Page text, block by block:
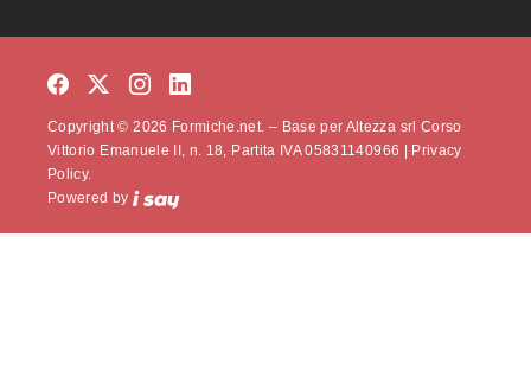
Copyright © 2026 Formiche.net. – Base per Altezza srl Corso
Vittorio Emanuele II, n. 18, Partita IVA 05831140966 |
Privacy
Policy.
Powered by